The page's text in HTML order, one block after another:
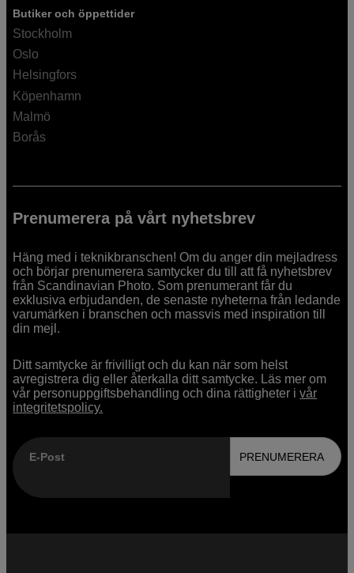
Butiker och öppettider
Stockholm
Oslo
Helsingfors
Köpenhamn
Malmö
Borås
Prenumerera på vårt nyhetsbrev
Häng med i teknikbranschen! Om du anger din mejladress
och börjar prenumerera samtycker du till att få nyhetsbrev
från Scandinavian Photo. Som prenumerant får du
exklusiva erbjudanden, de senaste nyheterna från ledande
varumärken i branschen och massvis med inspiration till
din mejl.
Ditt samtycke är frivilligt och du kan när som helst
avregistrera dig eller återkalla ditt samtycke. Läs mer om
vår personuppgiftsbehandling och dina rättigheter ivår
integritetspolicy.
E-Post PRENUMERERA